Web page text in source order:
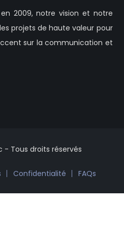
2009, notre vision et notre
projets de haute valeur pour
sur la communication et
Tous droits réservés
Confidentialité FAQs